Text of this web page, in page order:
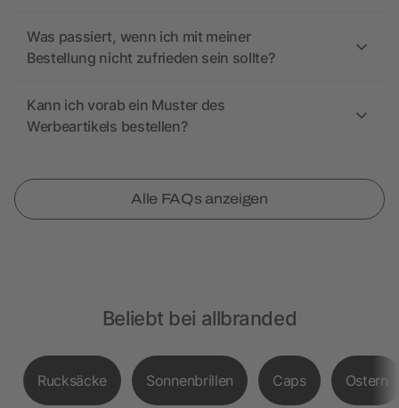
Was passiert, wenn ich mit meiner
Bestellung nicht zufrieden sein sollte?
Kann ich vorab ein Muster des
Werbeartikels bestellen?
Alle FAQs anzeigen
Beliebt bei allbranded
Rucksäcke Sonnenbrillen Caps Ostern